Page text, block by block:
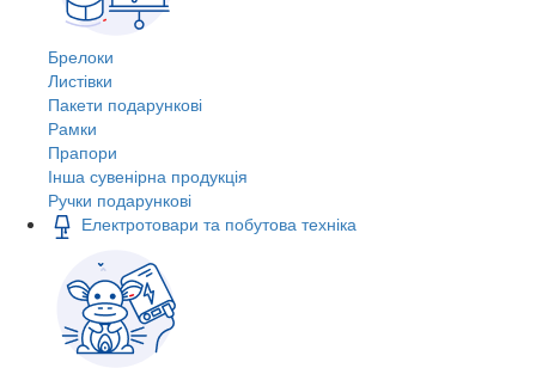
Брелоки
Листівки
Пакети подарункові
Рамки
Прапори
Інша сувенірна продукція
Ручки подарункові
Електротовари та побутова техніка